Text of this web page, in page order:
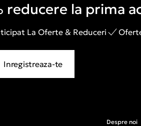
reducere la prima
La Oferte & Reduceri
Inregistreaza-te
Despre noi